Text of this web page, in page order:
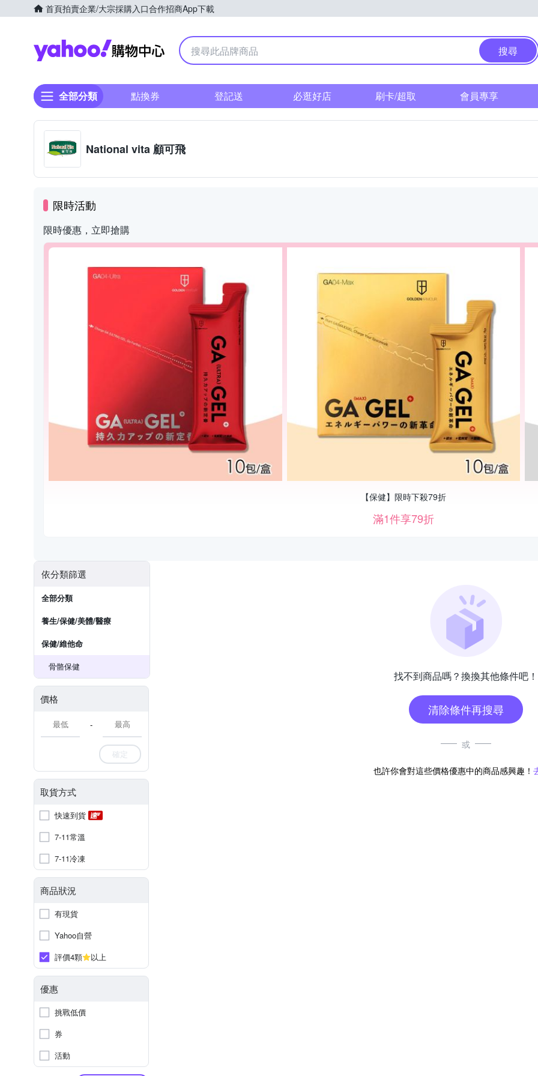
首頁拍賣企業/大宗採購入口合作招商App下載
Yahoo購物中心
搜尋
全部分類 點換券 登記送 必逛好店 刷卡/超取 會員專享
National vita 顧可飛
限時活動
限時優惠，立即搶購
【保健】限時下殺79折
滿1件享79折
依分類篩選
全部分類
養生/保健/美體/醫療
保健/維他命
骨骼保健
價格
-
確定
取貨方式
快速到貨
7-11常溫
7-11冷凍
商品狀況
有現貨
Yahoo自營
評價4顆
以上
優惠
挑戰低價
券
活動
找不到商品嗎？換換其他條件吧！
清除條件再搜尋
或
也許你會對這些價格優惠中的商品感興趣！